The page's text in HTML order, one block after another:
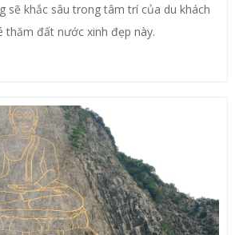
sẽ khắc sâu trong tâm trí của du khách
thăm đất nước xinh đẹp này.